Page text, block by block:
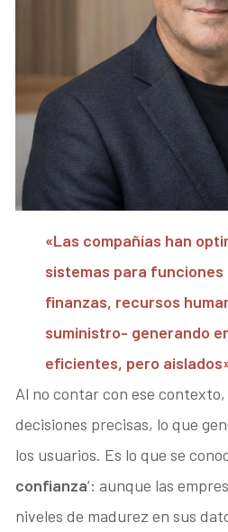
«Las compañías han
sistemas para
finanzas, recursos
suministro- generando
eficientes, pero
Al no contar con ese
decisiones precisas, lo que
los usuarios. Es lo que se
confianza‘: aunque las
niveles de madurez en sus